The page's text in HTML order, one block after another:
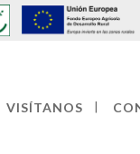
VISÍTANOS